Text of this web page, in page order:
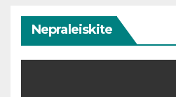
Nepraleiskite